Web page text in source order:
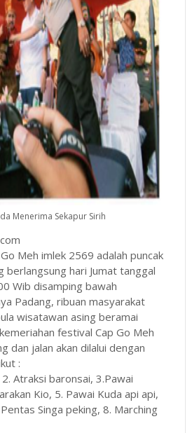
Menerima Sekapur Sirih
Meh imlek 2569 adalah puncak
berlangsung hari Jumat tanggal
Wib disamping bawah
Padang, ribuan masyarakat
wisatawan asing beramai
festival Cap Go Meh
dan jalan akan dilalui dengan
:
Atraksi baronsai, 3.Pawai
Kio, 5. Pawai Kuda api api,
Singa peking, 8. Marching